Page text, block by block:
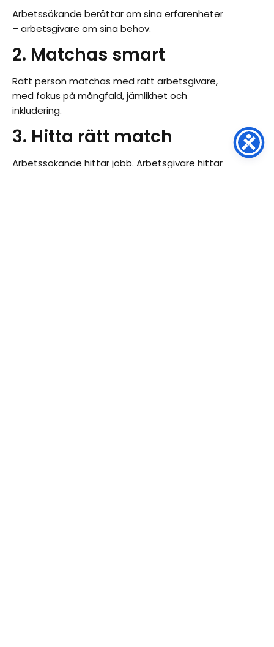
Arbetssökande berättar om sina erfarenheter
– arbetsgivare om sina behov.
2. Matchas smart
Rätt person matchas med rätt arbetsgivare,
med fokus på mångfald, jämlikhet och
inkludering.
3. Hitta rätt match
Arbetssökande hittar jobb. Arbetsgivare hittar